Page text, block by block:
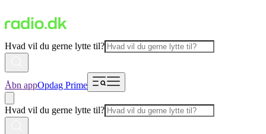
Hvad vil du gerne lytte til?
Åbn appOpdag Prime
Hvad vil du gerne lytte til?